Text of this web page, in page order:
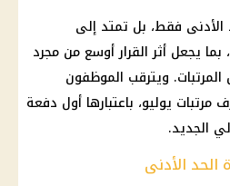
الأدنى فقط، بل تمتد إلى
بما يجعل أثر القرار أوسع من مجرد
المرتبات. ويترقب الموظفون
مرتبات يوليو، باعتبارها أول دفعة
الجديد.
الحد الأدنى